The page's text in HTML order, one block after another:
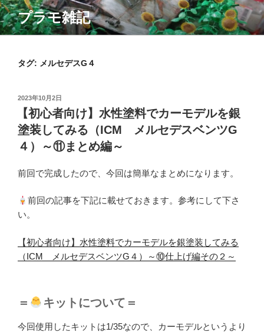
コ
ン
テ
プラモ雑記
タグ: メルセデスG４
投
日:
2023年10月2日
【初心者向け】水性塗料でカーモデルを銀
塗装してみる（ICM メルセデスベンツG
４）～⑪まとめ編～
前回で完成したので、今回は簡単なまとめになります。
前回の記事を下記に載せておきます。参考にして下さ
い。
【初心者向け】水性塗料でカーモデルを銀塗装してみる
（ICM メルセデスベンツG４）～⑩仕上げ編その２～
＝ キットについて＝
今回使用したキットは1/35なので、カーモデルというより